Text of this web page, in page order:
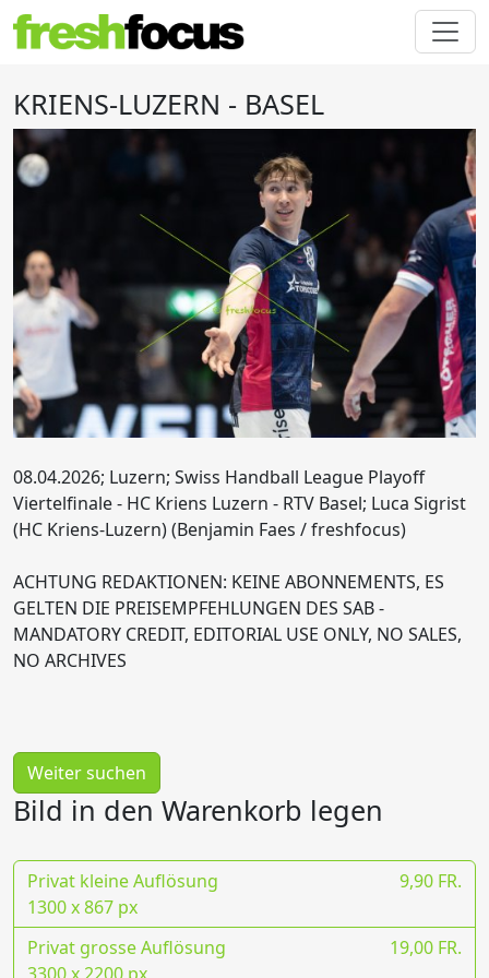
KRIENS-LUZERN - BASEL
08.04.2026; Luzern; Swiss Handball League Playoff
Viertelfinale - HC Kriens Luzern - RTV Basel; Luca Sigrist
(HC Kriens-Luzern) (Benjamin Faes / freshfocus)
ACHTUNG REDAKTIONEN: KEINE ABONNEMENTS, ES
GELTEN DIE PREISEMPFEHLUNGEN DES SAB -
MANDATORY CREDIT, EDITORIAL USE ONLY, NO SALES,
NO ARCHIVES
Weiter suchen
Bild in den Warenkorb legen
Privat kleine Auflösung
9,90 FR.
1300 x 867 px
Privat grosse Auflösung
19,00 FR.